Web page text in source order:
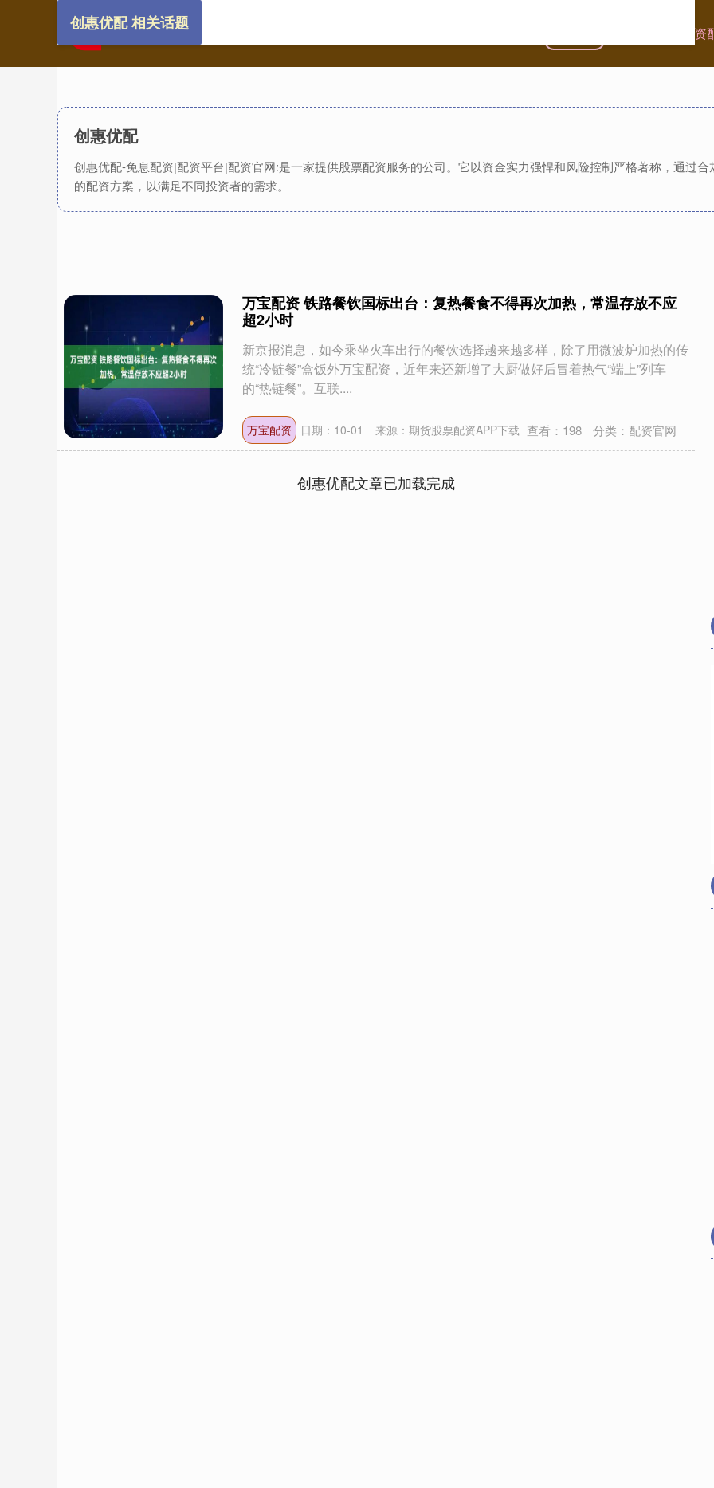
免息配资
创惠优配
创惠优配-免息配资|配资平台|配资官网:是一家提供股票配资服务的公司。它以资金实力强悍和风险控制严格著称，通过
的配资方案，以满足不同投资者的需求。
创惠优配 相关话题
万宝配资 铁路餐饮国标出台：复热餐食不得再次加热，常温存放不应
超2小时
新京报消息，如今乘坐火车出行的餐饮选择越来越多样，除了用微波炉加热的传
统“冷链餐”盒饭外万宝配资，近年来还新增了大厨做好后冒着热气“端上”列车
的“热链餐”。互联....
万宝配资 日期：10-01 来源：期货股票配资APP下载 查看： 198 分类： 配资官网
创惠优配文章已加载完成